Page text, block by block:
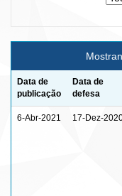
Data de
publicação
Data de
defesa
6-Abr-2021 17-Dez-